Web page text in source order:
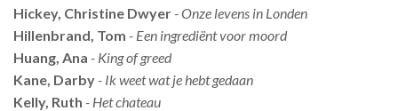
Hickey, Christine Dwyer - Onze levens in Londen
Hillenbrand, Tom - Een ingrediënt voor moord
Huang, Ana - King of greed
Kane, Darby - Ik weet wat je hebt gedaan
Kelly, Ruth - Het chateau